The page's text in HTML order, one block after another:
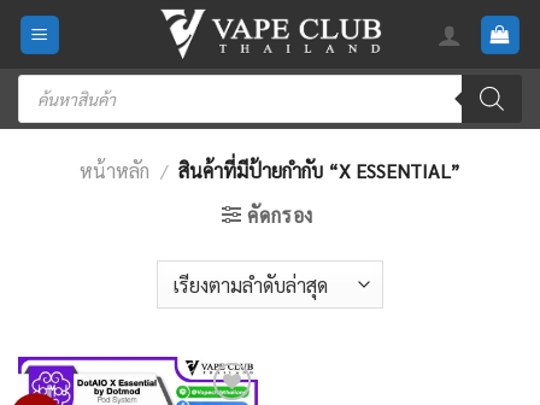
Skip
content
Products
search
หน้าหลัก / สินค้าที่มีป้ายกำกับ “X ESSENTIAL”
คัดกรอง